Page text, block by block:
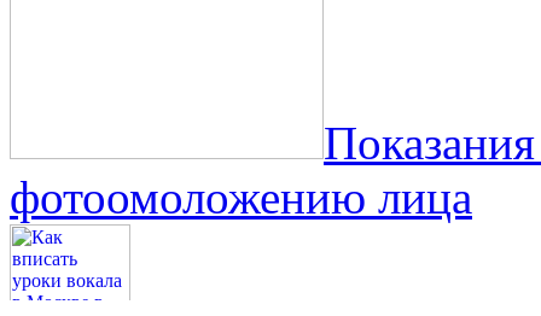
фотоомоложению лица